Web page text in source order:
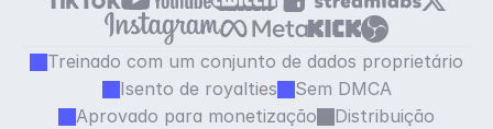
Treinado com um conjunto de dados proprietário
Isento de royalties
Sem DMCA
Aprovado para monetização
Distribuição